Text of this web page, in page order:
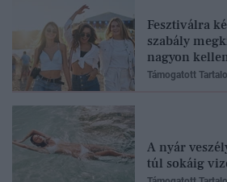
Fesztiválra
szabály
nagyon
Támogatott
A nyár
túl sokáig